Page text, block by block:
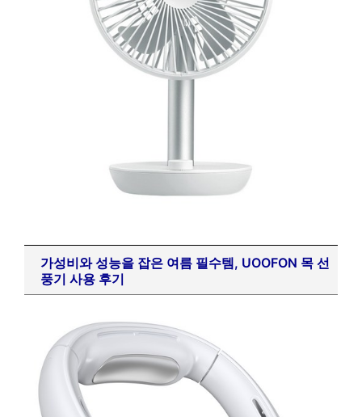
가성비와 성능을 잡은 여름 필수템, UOOFON 목 선
풍기 사용 후기